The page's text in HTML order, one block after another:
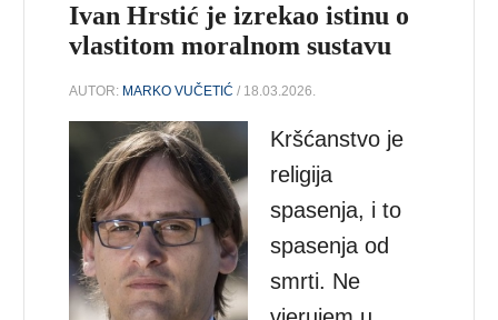
Ivan Hrstić je izrekao istinu o
vlastitom moralnom sustavu
AUTOR: MARKO VUČETIĆ / 18.03.2026.
Kršćanstvo je
religija
spasenja, i to
spasenja od
smrti. Ne